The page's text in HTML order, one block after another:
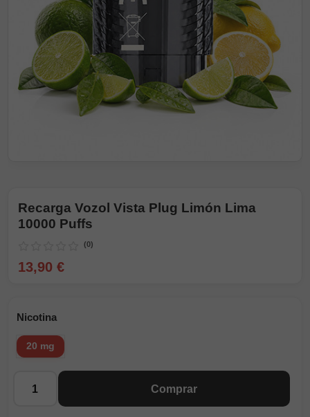
Recarga Vozol Vista Plug Limón Lima
10000 Puffs
(0)
13,90 €
Nicotina
20 mg
Comprar